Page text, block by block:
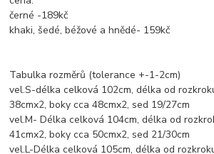
černé -189kč
khaki, šedé, béžové a hnědé- 159kč
Tabulka rozměrů (tolerance +-1-2cm)
vel.S-délka celková 102cm, délka od
38cmx2, boky cca 48cmx2, sed 19/27cm
vel.M- Délka celková 104cm, délka od
41cmx2, boky cca 50cmx2, sed 21/30cm
vel.L-Délka celková 105cm, délka od